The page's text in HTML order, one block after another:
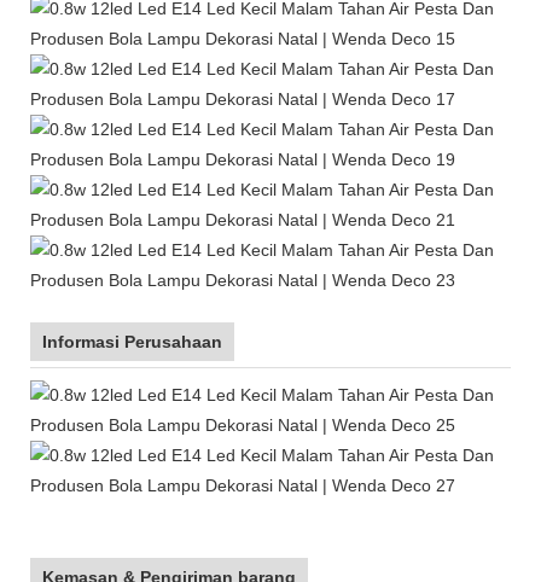
Informasi Perusahaan
Kemasan & Pengiriman barang